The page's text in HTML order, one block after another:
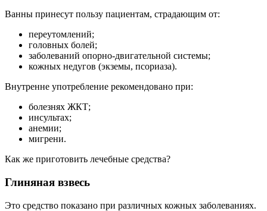
Ванны принесут пользу пациентам, страдающим от:
переутомлений;
головных болей;
заболеваний опорно-двигательной системы;
кожных недугов (экземы, псориаза).
Внутренне употребление рекомендовано при:
болезнях ЖКТ;
инсультах;
анемии;
мигрени.
Как же приготовить лечебные средства?
Глиняная взвесь
Это средство показано при различных кожных заболеваниях.